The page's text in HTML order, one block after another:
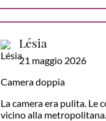
Lésia
21 maggio 2026
Camera doppia
La camera era pulita. Le
vicino alla metropolitana.